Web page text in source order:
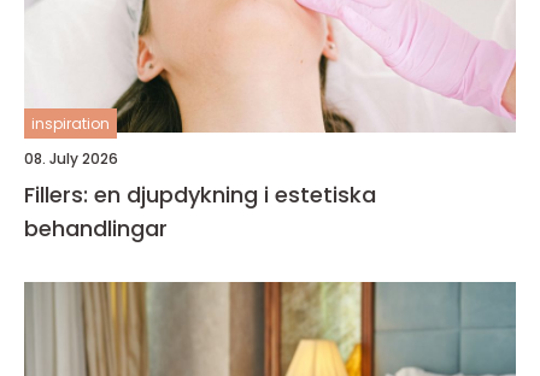
inspiration
08. July 2026
Fillers: en djupdykning i estetiska
behandlingar